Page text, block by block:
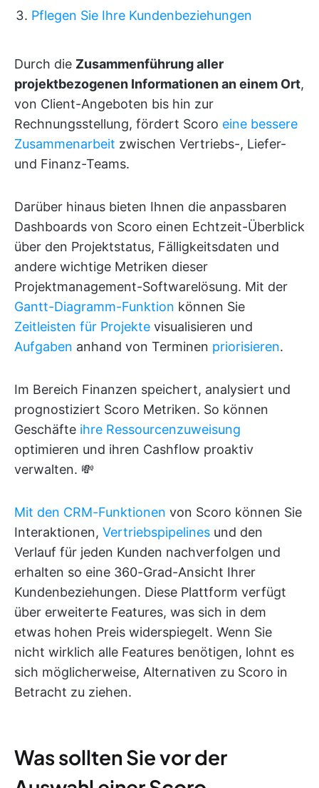
Pflegen Sie Ihre Kundenbeziehungen
Durch die Zusammenführung aller
projektbezogenen Informationen an einem Ort,
von Client-Angeboten bis hin zur
Rechnungsstellung, fördert Scoro eine bessere
Zusammenarbeit zwischen Vertriebs-, Liefer-
und Finanz-Teams.
Darüber hinaus bieten Ihnen die anpassbaren
Dashboards von Scoro einen Echtzeit-Überblick
über den Projektstatus, Fälligkeitsdaten und
andere wichtige Metriken dieser
Projektmanagement-Softwarelösung. Mit der
Gantt-Diagramm-Funktion können Sie
Zeitleisten für Projekte visualisieren und
Aufgaben anhand von Terminen priorisieren.
Im Bereich Finanzen speichert, analysiert und
prognostiziert Scoro Metriken. So können
Geschäfte ihre Ressourcenzuweisung
optimieren und ihren Cashflow proaktiv
verwalten. 💸
Mit den CRM-Funktionen von Scoro können Sie
Interaktionen, Vertriebspipelines und den
Verlauf für jeden Kunden nachverfolgen und
erhalten so eine 360-Grad-Ansicht Ihrer
Kundenbeziehungen. Diese Plattform verfügt
über erweiterte Features, was sich in dem
etwas hohen Preis widerspiegelt. Wenn Sie
nicht wirklich alle Features benötigen, lohnt es
sich möglicherweise, Alternativen zu Scoro in
Betracht zu ziehen.
Was sollten Sie vor der